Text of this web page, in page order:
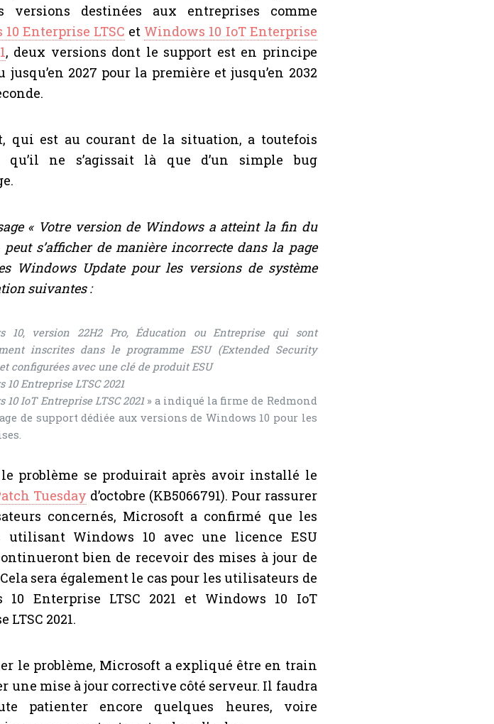
versions destinées aux entreprises comme
Enterprise LTSC et Windows 10 IoT Enterprise
, deux versions dont le support est en principe
jusqu’en 2027 pour la première et jusqu’en 2032
qui est au courant de la situation, a toutefois
qu’il ne s’agissait là que d’un simple bug
« Votre version de Windows a atteint la fin du
peut s’afficher de manière incorrecte dans la page
Windows Update pour les versions de système
suivantes :
10, version 22H2 Pro, Éducation ou Entreprise qui sont
inscrites dans le programme ESU (Extended Security
configurées avec une clé de produit ESU
10 Entreprise LTSC 2021
10 IoT Entreprise LTSC 2021» a indiqué la firme de Redmond
de support dédiée aux versions de Windows 10 pour les
problème se produirait après avoir installé le
Tuesday d’octobre (KB5066791). Pour rassurer
concernés, Microsoft a confirmé que les
utilisant Windows 10 avec une licence ESU
bien de recevoir des mises à jour de
sera également le cas pour les utilisateurs de
10 Enterprise LTSC 2021 et Windows 10 IoT
LTSC 2021.
le problème, Microsoft a expliqué être en train
une mise à jour corrective côté serveur. Il faudra
patienter encore quelques heures, voire